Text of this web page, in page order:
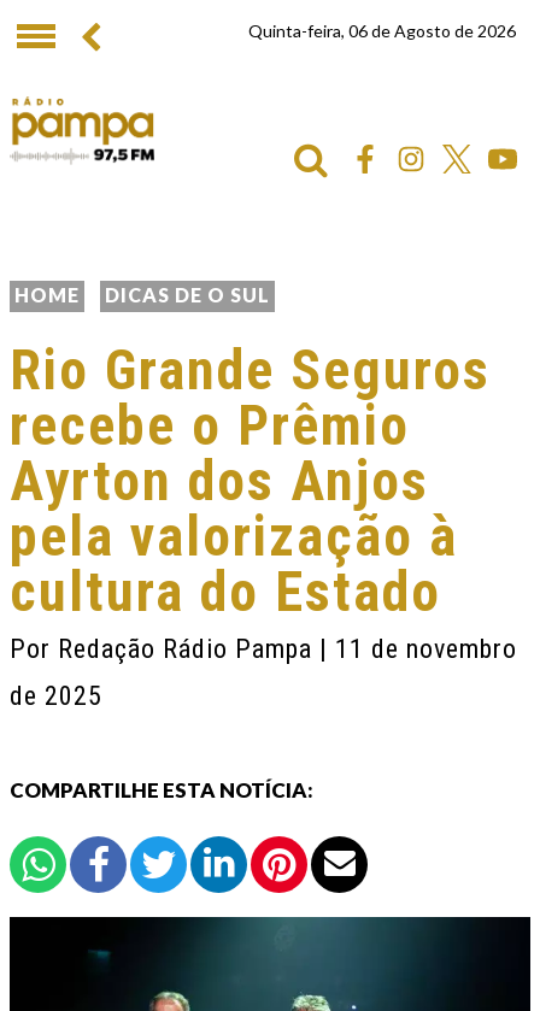
Quinta-feira, 06 de Agosto de 2026
HOME DICAS DE O SUL
Rio Grande Seguros
recebe o Prêmio
Ayrton dos Anjos
pela valorização à
cultura do Estado
Por Redação Rádio Pampa | 11 de novembro
de 2025
COMPARTILHE ESTA NOTÍCIA: